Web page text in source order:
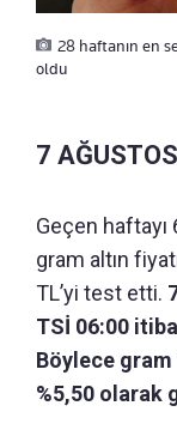
28 haftanın en
oldu
7
Geçen haftayı
gram altın
TL’yi test etti.
TSİ 06:00
Böylece
%5,50 olarak